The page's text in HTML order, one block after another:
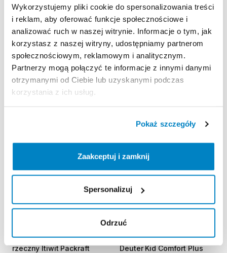
Wykorzystujemy pliki cookie do spersonalizowania treści
i reklam, aby oferować funkcje społecznościowe i
analizować ruch w naszej witrynie. Informacje o tym, jak
korzystasz z naszej witryny, udostępniamy partnerom
społecznościowym, reklamowym i analitycznym.
Partnerzy mogą połączyć te informacje z innymi danymi
otrzymanymi od Ciebie lub uzyskanymi podczas
korzystania z ich usług.
Pokaż szczegóły
Zaakceptuj i zamknij
Spersonalizuj
Odrzuć
Kajak pneumatyczny RBST
2​/​3 osobowy
Decathlon Polska
70,00 zł /dzień
Kajak pneumatyczny
Tribord 100+ 2​/​3-osobowy
Decathlon Polska
Kajak pneumatyczny
rzeczny Itiwit Packraft
Nosidełko turystyczne
Deuter Kid Comfort Plus
Decathlon Polska